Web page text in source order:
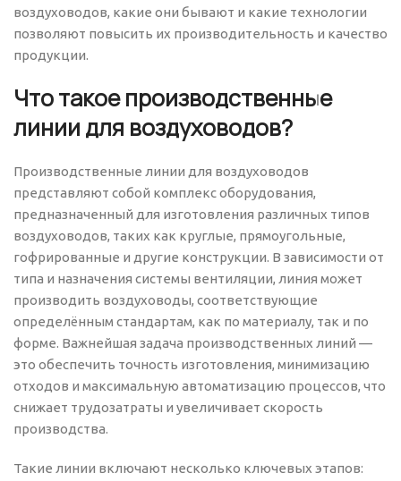
воздуховодов, какие они бывают и какие технологии
позволяют повысить их производительность и качество
продукции.
Что такое производственные
линии для воздуховодов?
Производственные линии для воздуховодов
представляют собой комплекс оборудования,
предназначенный для изготовления различных типов
воздуховодов, таких как круглые, прямоугольные,
гофрированные и другие конструкции. В зависимости от
типа и назначения системы вентиляции, линия может
производить воздуховоды, соответствующие
определённым стандартам, как по материалу, так и по
форме. Важнейшая задача производственных линий —
это обеспечить точность изготовления, минимизацию
отходов и максимальную автоматизацию процессов, что
снижает трудозатраты и увеличивает скорость
производства.
Такие линии включают несколько ключевых этапов: